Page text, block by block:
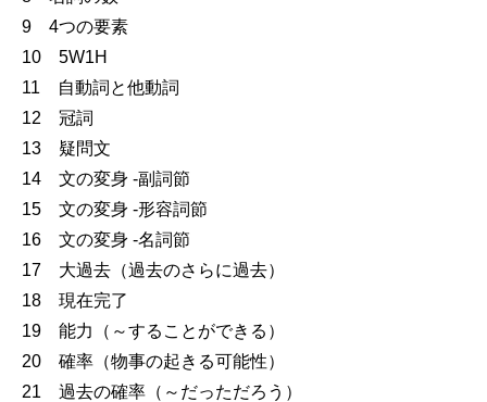
9 4つの要素
10 5W1H
11 自動詞と他動詞
12 冠詞
13 疑問文
14 文の変身 ‐副詞節
15 文の変身 ‐形容詞節
16 文の変身 ‐名詞節
17 大過去（過去のさらに過去）
18 現在完了
19 能力（～することができる）
20 確率（物事の起きる可能性）
21 過去の確率（～だっただろう）